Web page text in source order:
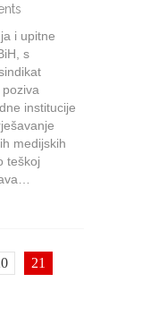
o
trenutnom
stanju
na
BHRT-
u
i upitne
s
institucije
medijskih
teškoj
21